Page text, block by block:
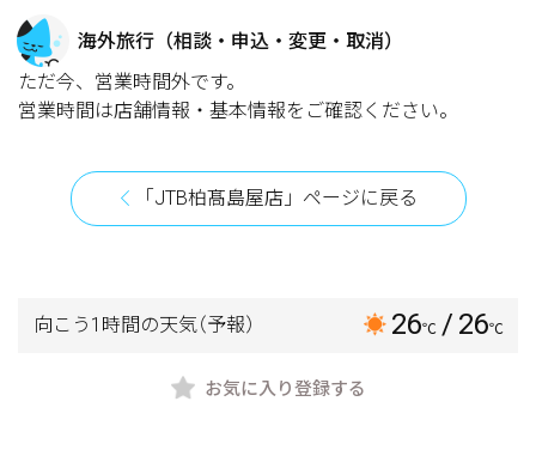
海外旅行（相談・申込・変更・取消）
ただ今、営業時間外です。
営業時間は店舗情報・基本情報をご確認ください。
「JTB柏髙島屋店」ページに戻る
向こう1時間の天気（予報） 26℃ / 26℃
お気に入り登録する